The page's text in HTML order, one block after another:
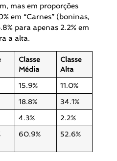
mas em proporções
em “Carnes” (boninas,
para apenas 2.2% em
a alta.
Classe
Média
Classe
Alta
15.9% 11.0%
18.8% 34.1%
4.3% 2.2%
60.9% 52.6%